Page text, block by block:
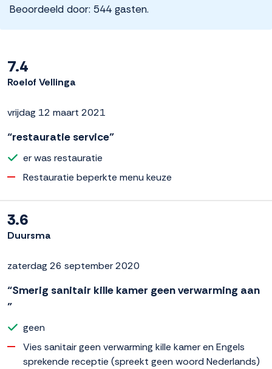
Beoordeeld door: 544 gasten.
7.4
Roelof Vellinga
vrijdag 12 maart 2021
“restauratie service”
er was restauratie
Restauratie beperkte menu keuze
3.6
Duursma
zaterdag 26 september 2020
“Smerig sanitair kille kamer geen verwarming aan
”
geen
Vies sanitair geen verwarming kille kamer en Engels
sprekende receptie (spreekt geen woord Nederlands)